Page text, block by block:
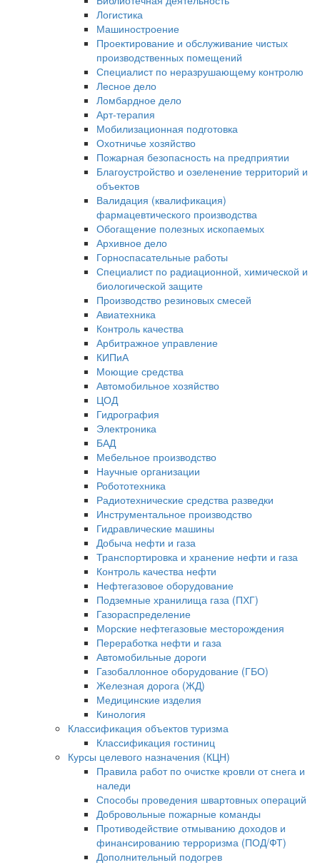
Логистика
Машиностроение
Проектирование и обслуживание чистых
производственных помещений
Специалист по неразрушающему контролю
Лесное дело
Ломбардное дело
Арт-терапия
Мобилизационная подготовка
Охотничье хозяйство
Пожарная безопасность на предприятии
Благоустройство и озеленение территорий и
объектов
Валидация (квалификация)
фармацевтического производства
Обогащение полезных ископаемых
Архивное дело
Горноспасательные работы
Специалист по радиационной, химической и
биологической защите
Производство резиновых смесей
Авиатехника
Контроль качества
Арбитражное управление
КИПиА
Моющие средства
Автомобильное хозяйство
ЦОД
Гидрография
Электроника
БАД
Мебельное производство
Научные организации
Робототехника
Радиотехнические средства разведки
Инструментальное производство
Гидравлические машины
Добыча нефти и газа
Транспортировка и хранение нефти и газа
Контроль качества нефти
Нефтегазовое оборудование
Подземные хранилища газа (ПХГ)
Газораспределение
Морские нефтегазовые месторождения
Переработка нефти и газа
Автомобильные дороги
Газобаллонное оборудование (ГБО)
Железная дорога (ЖД)
Медицинские изделия
Кинология
Классификация объектов туризма
Классификация гостиниц
Курсы целевого назначения (КЦН)
Правила работ по очистке кровли от снега и
наледи
Способы проведения швартовных операций
Добровольные пожарные команды
Противодействие отмыванию доходов и
финансированию терроризма (ПОД/ФТ)
Дополнительный подогрев